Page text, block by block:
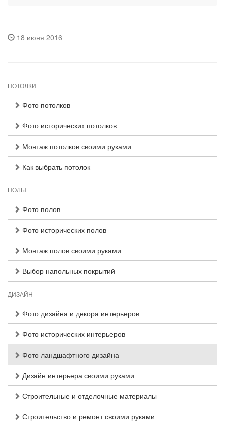
18 июня 2016
ПОТОЛКИ
Фото потолков
Фото исторических потолков
Монтаж потолков своими руками
Как выбрать потолок
ПОЛЫ
Фото полов
Фото исторических полов
Монтаж полов своими руками
Выбор напольных покрытий
ДИЗАЙН
Фото дизайна и декора интерьеров
Фото исторических интерьеров
Фото ландшафтного дизайна
Дизайн интерьера своими руками
Строительные и отделочные материалы
Строительство и ремонт своими руками